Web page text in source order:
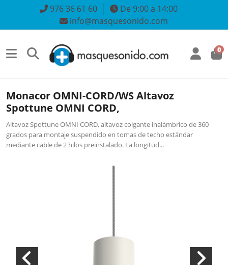
976 36 61 60
De 9:00 a 14:00
info@masquesonido.com
0
Monacor OMNI-CORD/WS Altavoz
Spottune OMNI CORD,
Altavoz Spottune OMNI CORD, altavoz colgante inalámbrico de 360
grados para montaje suspendido en tomas de techo estándar
mediante cable de 2 hilos preinstalado. La longitud...